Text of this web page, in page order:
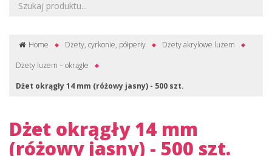
Home Dżety, cyrkonie, półperły
Dżety akrylowe luzem
Dżety luzem – okrągłe
Dżet okrągły 14 mm (różowy jasny) - 500 szt.
Dżet okrągły 14 mm
(różowy jasny) - 500 szt.